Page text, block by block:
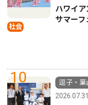
社会
ハワイ
サマーフ
10
逗子・葉
2026.07.31